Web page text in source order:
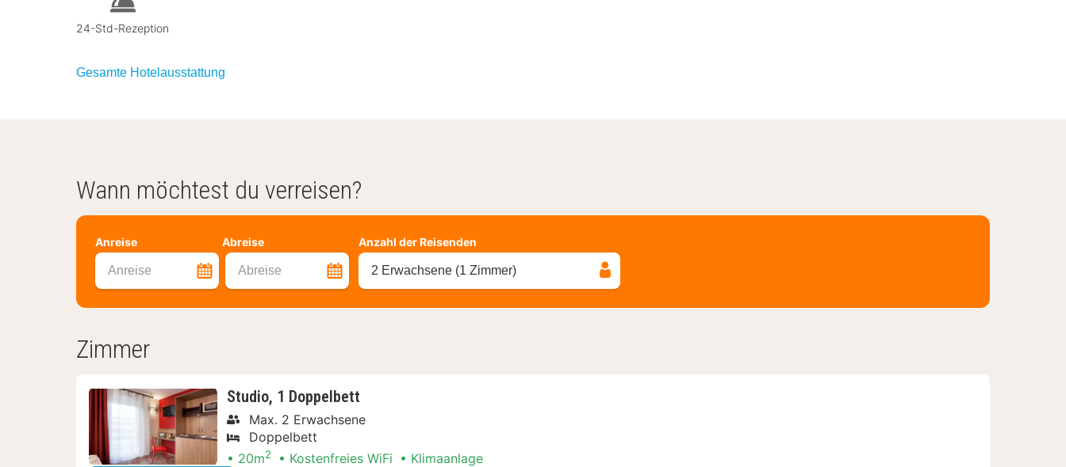
24-Std-Rezeption
Gesamte Hotelausstattung
Wann möchtest du verreisen?
Anreise Abreise
Anreise Abreise
Anzahl der Reisenden
2 Erwachsene (1 Zimmer)
Zimmer
Studio, 1 Doppelbett
Max. 2 Erwachsene
Doppelbett
20m2 Kostenfreies WiFi Klimaanlage